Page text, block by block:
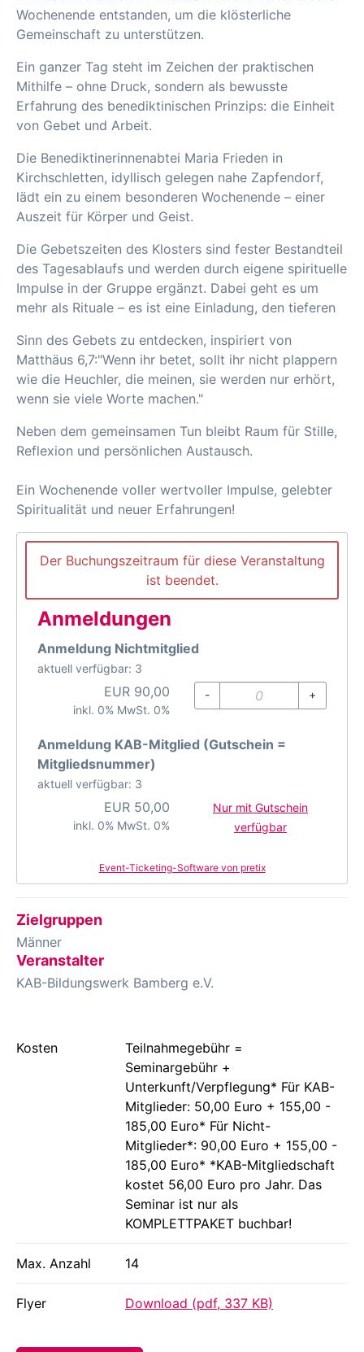
Wochenende entstanden, um die klösterliche
Gemeinschaft zu unterstützen.
Ein ganzer Tag steht im Zeichen der praktischen
Mithilfe – ohne Druck, sondern als bewusste
Erfahrung des benediktinischen Prinzips: die Einheit
von Gebet und Arbeit.
Die Benediktinerinnenabtei Maria Frieden in
Kirchschletten, idyllisch gelegen nahe Zapfendorf,
lädt ein zu einem besonderen Wochenende – einer
Auszeit für Körper und Geist.
Die Gebetszeiten des Klosters sind fester Bestandteil
des Tagesablaufs und werden durch eigene spirituelle
Impulse in der Gruppe ergänzt. Dabei geht es um
mehr als Rituale – es ist eine Einladung, den tieferen
Sinn des Gebets zu entdecken, inspiriert von
Matthäus 6,7:"Wenn ihr betet, sollt ihr nicht plappern
wie die Heuchler, die meinen, sie werden nur erhört,
wenn sie viele Worte machen."
Neben dem gemeinsamen Tun bleibt Raum für Stille,
Reflexion und persönlichen Austausch.
Ein Wochenende voller wertvoller Impulse, gelebter
Spiritualität und neuer Erfahrungen!
Der Buchungszeitraum für diese Veranstaltung
ist beendet.
Anmeldungen
Anmeldung Nichtmitglied
aktuell verfügbar: 3
EUR 90,00
inkl. 0% MwSt. 0%
- +
Anmeldung KAB-Mitglied (Gutschein =
Mitgliedsnummer)
aktuell verfügbar: 3
EUR 50,00
inkl. 0% MwSt. 0%
Nur mit Gutschein
verfügbar
Event-Ticketing-Software von pretix
Zielgruppen
Männer
Veranstalter
KAB-Bildungswerk Bamberg e.V.
Kosten
Teilnahmegebühr =
Seminargebühr +
Unterkunft/Verpflegung* Für KAB-
Mitglieder: 50,00 Euro + 155,00 -
185,00 Euro* Für Nicht-
Mitglieder*: 90,00 Euro + 155,00 -
185,00 Euro* *KAB-Mitgliedschaft
kostet 56,00 Euro pro Jahr. Das
Seminar ist nur als
KOMPLETTPAKET buchbar!
Max. Anzahl 14
Flyer Download (pdf, 337 KB)